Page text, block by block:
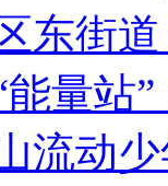
东街
能量站
流动